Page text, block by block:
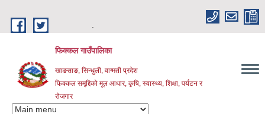
फिक्कल गाउँपालिका
खाङसाङ, सिन्धुली, वाग्मती प्रदेश
फिक्कल समृद्दिको मूल आधार, कृषि, स्वास्थ्य, शिक्षा, पर्यटन र
रोजगार